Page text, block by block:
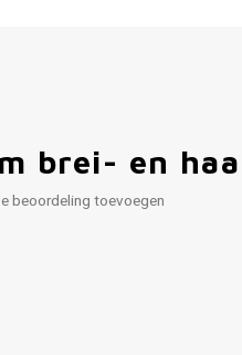
brei- en
beoordeling toevoegen